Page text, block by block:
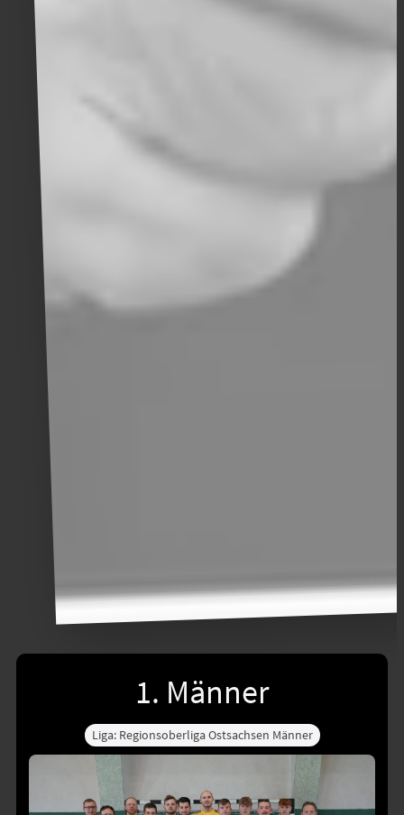
1. Männer
Liga: Regionsoberliga Ostsachsen Männer